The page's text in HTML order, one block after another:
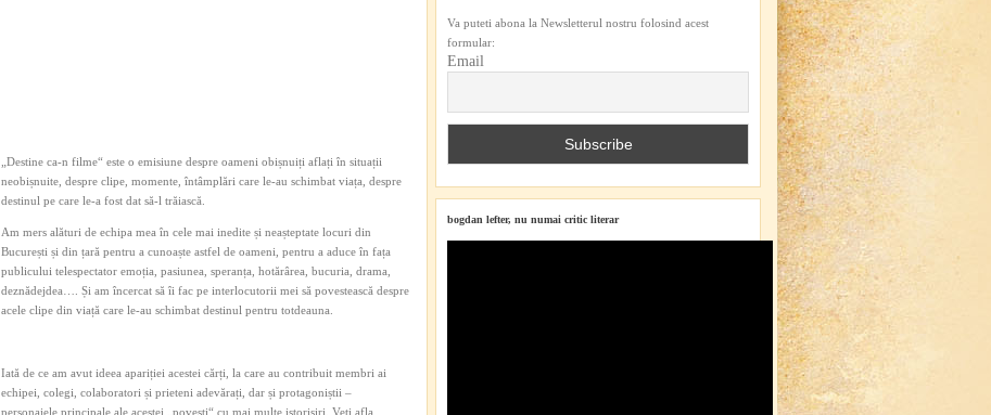
„Destine ca-n filme“ este o emisiune despre oameni obișnuiți aflați în situații
neobișnuite, despre clipe, momente, întâmplări care le-au schimbat viața, despre
destinul pe care le-a fost dat să-l trăiască.
Am mers alături de echipa mea în cele mai inedite și neașteptate locuri din
București și din țară pentru a cunoaște astfel de oameni, pentru a aduce în fața
publicului telespectator emoția, pasiunea, speranța, hotărârea, bucuria, drama,
deznădejdea…. Și am încercat să îi fac pe interlocutorii mei să povestească despre
acele clipe din viață care le-au schimbat destinul pentru totdeauna.
Iată de ce am avut ideea apariției acestei cărți, la care au contribuit membri ai
echipei, colegi, colaboratori și prieteni adevărați, dar și protagoniștii –
personajele principale ale acestei „povești“ cu mai multe istorisiri. Veți afla
Va puteti abona la Newsletterul nostru folosind acest
formular:
Email
bogdan lefter, nu numai critic literar